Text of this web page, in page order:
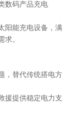
数码产品充电
阳能充电设备，满
求。
，替代传统搭电方
援提供稳定电力支